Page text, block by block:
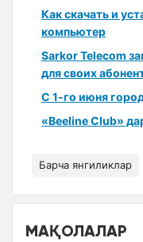
Как скачать и
компьютер
Sarkor Telecom
для своих
С 1-го июня
«Beeline Club»
Барча янгиликлар
МАҚОЛАЛАР